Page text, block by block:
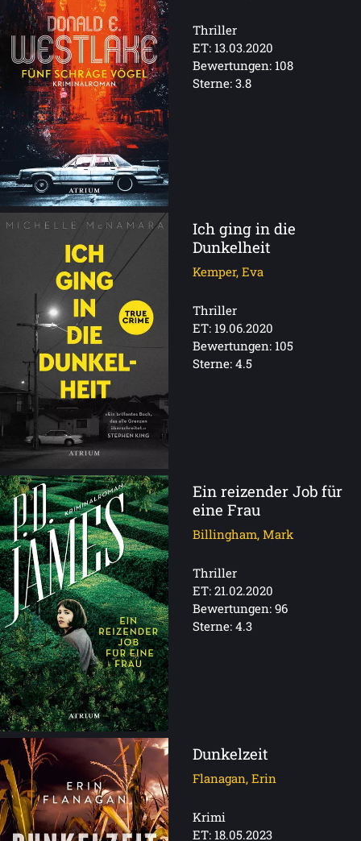
Thriller
ET: 13.03.2020
Bewertungen: 108
Sterne: 3.8
Ich ging in die
Dunkelheit
Kemper, Eva
Thriller
ET: 19.06.2020
Bewertungen: 105
Sterne: 4.5
Ein reizender Job für
eine Frau
Billingham, Mark
Thriller
ET: 21.02.2020
Bewertungen: 96
Sterne: 4.3
Dunkelzeit
Flanagan, Erin
Krimi
ET: 18.05.2023